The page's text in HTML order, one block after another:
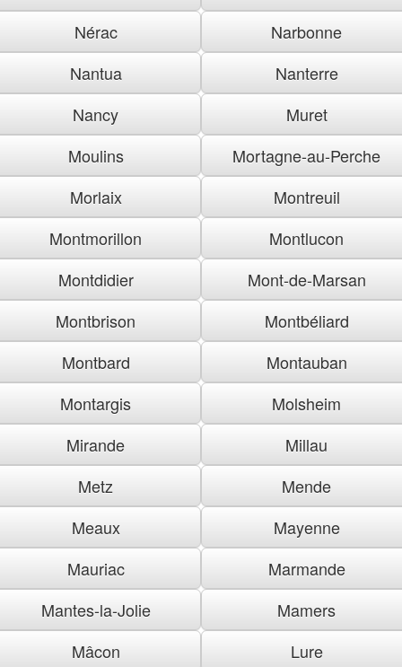
Nérac
Narbonne
Nantua
Nanterre
Nancy
Muret
Moulins
Mortagne-au-Perche
Morlaix
Montreuil
Montmorillon
Montlucon
Montdidier
Mont-de-Marsan
Montbrison
Montbéliard
Montbard
Montauban
Montargis
Molsheim
Mirande
Millau
Metz
Mende
Meaux
Mayenne
Mauriac
Marmande
Mantes-la-Jolie
Mamers
Mâcon
Lure